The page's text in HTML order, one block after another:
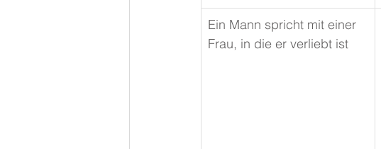
Ein Mann spricht mit einer
Frau, in die er verliebt ist